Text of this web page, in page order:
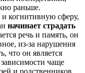
раньше.
когнитивную сферу,
начинает страдать
речь и память, он
из-за нарушения
что он является
чаще